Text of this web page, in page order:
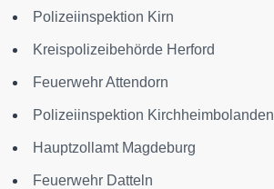
Polizeiinspektion Kirn
Kreispolizeibehörde Herford
Feuerwehr Attendorn
Polizeiinspektion Kirchheimbolanden
Hauptzollamt Magdeburg
Feuerwehr Datteln